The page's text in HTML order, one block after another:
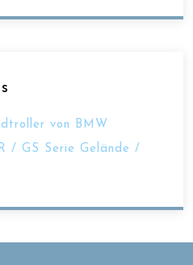
von BMW
/ GS Serie Gelände /